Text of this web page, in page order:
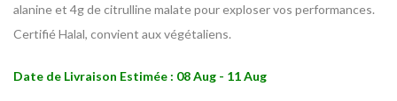
alanine et 4g de citrulline malate pour exploser vos performances.
Certifié Halal, convient aux végétaliens.
Date de Livraison Estimée : 08 Aug - 11 Aug